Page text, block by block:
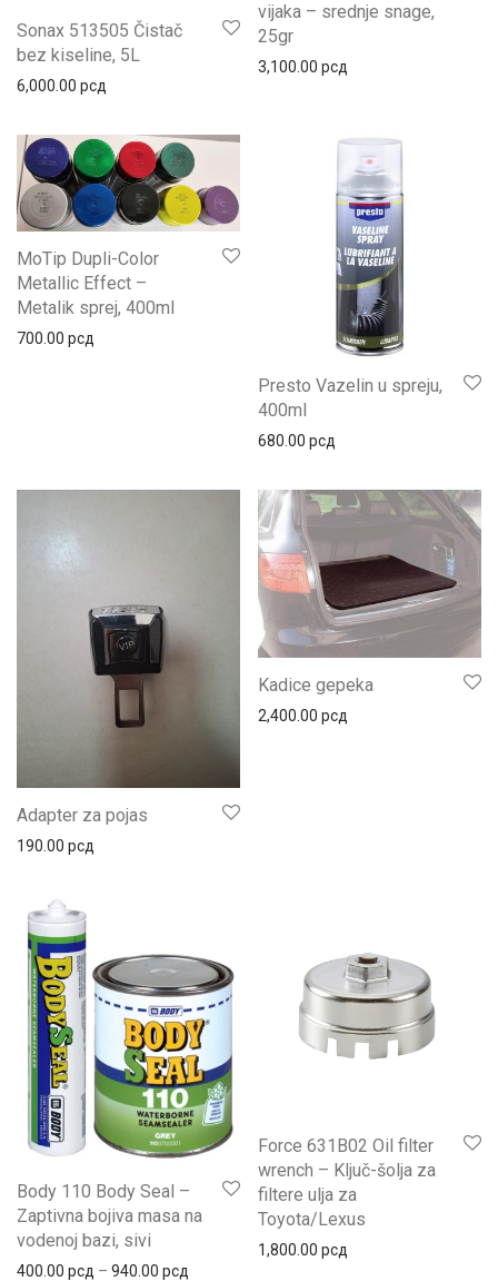
Sonax 513505 Čistač
bez kiseline, 5L
6,000.00 рсд
vijaka – srednje snage,
25gr
3,100.00 рсд
MoTip Dupli-Color
Metallic Effect –
Metalik sprej, 400ml
700.00 рсд
Presto Vazelin u spreju,
400ml
680.00 рсд
Adapter za pojas
190.00 рсд
Kadice gepeka
2,400.00 рсд
Body 110 Body Seal –
Zaptivna bojiva masa na
vodenoj bazi, sivi
400.00 рсд – 940.00 рсд
Force 631B02 Oil filter
wrench – Ključ-šolja za
filtere ulja za
Toyota/Lexus
1,800.00 рсд